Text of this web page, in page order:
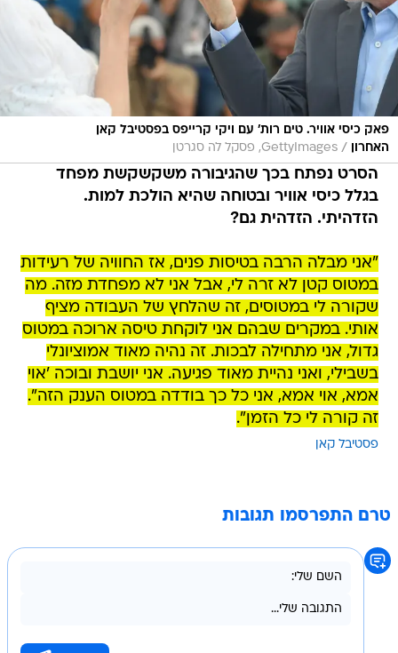
פאק כיסי אוויר. טים רות' עם ויקי קרייפס בפסטיבל קאן
האחרון
/ GettyImages, פסקל לה סגרטן
הסרט נפתח בכך שהגיבורה משקשקשת מפחד
בגלל כיסי אוויר ובטוחה שהיא הולכת למות.
הזדהיתי. הזדהית גם?
"אני מבלה הרבה בטיסות פנים, אז החוויה של רעידות
במטוס קטן לא זרה לי, אבל אני לא מפחדת מזה. מה
שקורה לי במטוסים, זה שהלחץ של העבודה מציף
אותי. במקרים שבהם אני לוקחת טיסה ארוכה במטוס
גדול, אני מתחילה לבכות. זה נהיה מאוד אמוציונלי
בשבילי, ואני נהיית מאוד פגיעה. אני יושבת ובוכה 'אוי
אמא, אוי אמא, אני כל כך בודדה במטוס הענק הזה".
זה קורה לי כל הזמן".
פסטיבל קאן
טרם התפרסמו תגובות